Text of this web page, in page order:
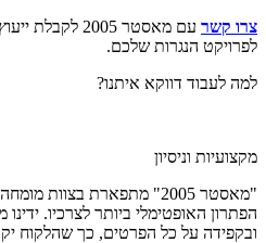
צרו קשר
עם מאסטר 2005
לפרויקט הנגרות שלכם.
למה לעבוד דווקא איתנו?
מקצועיות וניסיון
"מאסטר 2005" מתפארת
הפתרון האופטימלי ביותר לצרכיו.
ובקפידה על כל הפרטים, כך שהלקוח